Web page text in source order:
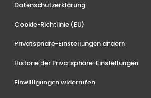
Datenschutzerklärung
Cookie-Richtlinie (EU)
Privatsphäre-Einstellungen ändern
Historie der Privatsphäre-Einstellungen
Einwilligungen widerrufen